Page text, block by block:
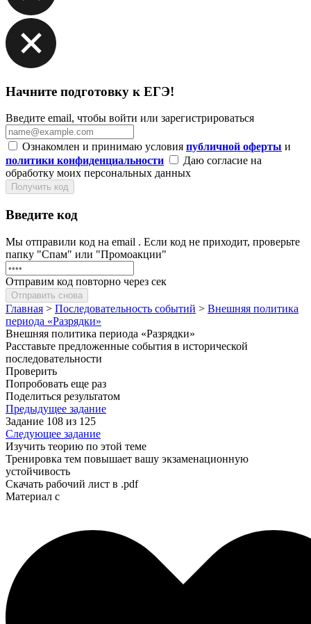
Начните подготовку к ЕГЭ!
Введите email, чтобы войти или зарегистрироваться
Ознакомлен и принимаю условия публичной оферты и
политики конфиденциальности
Даю согласие на
обработку моих персональных данных
Получить код
Введите код
Мы отправили код на email . Если код не приходит, проверьте
папку "Спам" или "Промоакции"
Отправим код повторно через сек
Отправить снова
Главная > Последовательность событий > Внешняя политика
периода «Разрядки»
Внешняя политика периода «Разрядки»
Расставьте предложенные события в исторической
последовательности
Проверить
Попробовать еще раз
Поделиться результатом
Предыдущее задание
Задание 108 из 125
Следующее задание
Изучить теорию по этой теме
Тренировка тем повышает вашу экзаменационную
устойчивость
Скачать рабочий лист в .pdf
Материал с